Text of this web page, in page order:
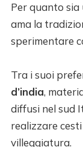
Per quanto
ama la
sperimentare
Tra i suoi
d’india,
diffusi nel sud
realizzare
villeggiatura.